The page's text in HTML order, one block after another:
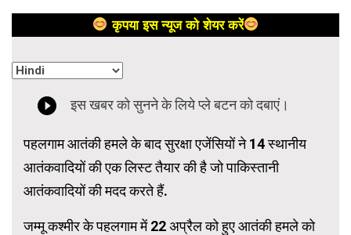
कृपया इस न्यूज को शेयर करें
पहलगाम आतंकी हमले के बाद सुरक्षा एजेंसियों ने 14 स्थानीय
आतंकवादियों की एक लिस्ट तैयार की है जो पाकिस्तानी
आतंकवादियों की मदद करते हैं.
जम्मू कश्मीर के पहलगाम में 22 अप्रैल को हुए आतंकी हमले को